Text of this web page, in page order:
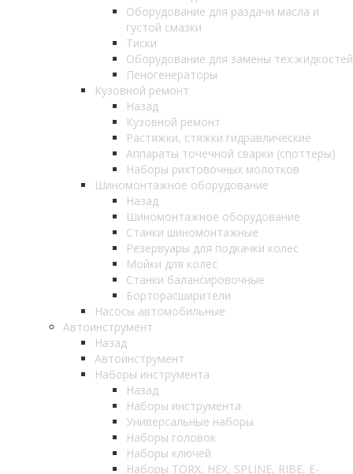
Оборудование для раздачи масла и
густой смазки
Тиски
Оборудование для замены тех.жидкостей
Пеногенераторы
Кузовной ремонт
Назад
Кузовной ремонт
Растяжки, стяжки гидравлические
Аппараты точечной сварки (споттеры)
Наборы рихтовочных молотков
Шиномонтажное оборудование
Назад
Шиномонтажное оборудование
Станки шиномонтажные
Резервуары для подкачки колес
Мойки для колес
Станки балансировочные
Борторасширители
Насосы автомобильные
Автоинструмент
Назад
Автоинструмент
Наборы инструмента
Назад
Наборы инструмента
Универсальные наборы
Наборы головок
Наборы ключей
Наборы TORX, HEX, SPLINE, RIBE, E-